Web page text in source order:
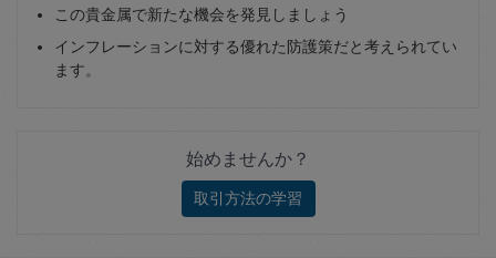
この貴金属で新たな機会を発見しましょう
インフレーションに対する優れた防護策だと考えられてい
ます。
始めませんか？
取引方法の学習